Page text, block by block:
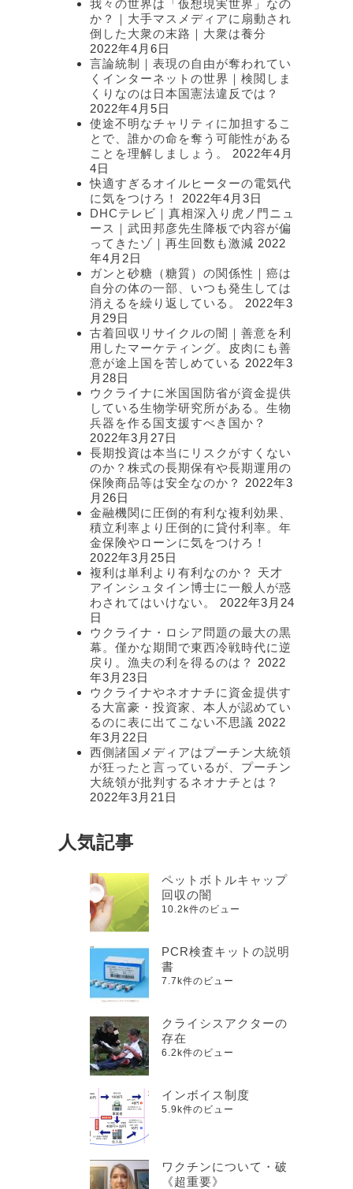
我々の世界は「仮想現実世界」なの
か？｜大手マスメディアに扇動され
倒した大衆の末路｜大衆は養分
2022年4月6日
言論統制｜表現の自由が奪われてい
くインターネットの世界｜検閲しま
くりなのは日本国憲法違反では？
2022年4月5日
使途不明なチャリティに加担するこ
とで、誰かの命を奪う可能性がある
ことを理解しましょう。
2022年4月
4日
快適すぎるオイルヒーターの電気代
に気をつけろ！
2022年4月3日
DHCテレビ｜真相深入り虎ノ門ニュ
ース｜武田邦彦先生降板で内容が偏
ってきたゾ｜再生回数も激減 2022
年4月2日
ガンと砂糖（糖質）の関係性｜癌は
自分の体の一部、いつも発生しては
消えるを繰り返している。
2022年3
月29日
古着回収リサイクルの闇｜善意を利
用したマーケティング。皮肉にも善
意が途上国を苦しめている 2022年3
月28日
ウクライナに米国国防省が資金提供
している生物学研究所がある。生物
兵器を作る国支援すべき国か？
2022年3月27日
長期投資は本当にリスクがすくない
のか？株式の長期保有や長期運用の
保険商品等は安全なのか？
2022年3
月26日
金融機関に圧倒的有利な複利効果、
積立利率より圧倒的に貸付利率。年
金保険やローンに気をつけろ！
2022年3月25日
複利は単利より有利なのか？ 天才
アインシュタイン博士に一般人が惑
わされてはいけない。
2022年3月24
日
ウクライナ・ロシア問題の最大の黒
幕。僅かな期間で東西冷戦時代に逆
戻り。漁夫の利を得るのは？
2022
年3月23日
ウクライナやネオナチに資金提供す
る大富豪・投資家、本人が認めてい
るのに表に出てこない不思議 2022
年3月22日
西側諸国メディアはプーチン大統領
が狂ったと言っているが、プーチン
大統領が批判するネオナチとは？
2022年3月21日
人気記事
ペットボトルキャップ
回収の闇
10.2k件のビュー
PCR検査キットの説明
書
7.7k件のビュー
クライシスアクターの
存在
6.2k件のビュー
インボイス制度
5.9k件のビュー
ワクチンについて・破
《超重要》